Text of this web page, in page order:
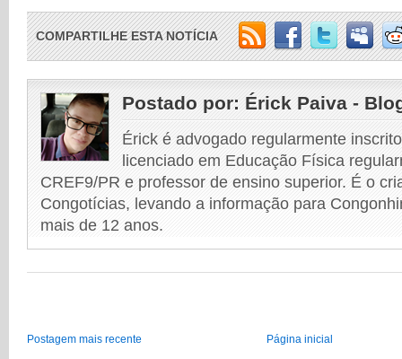
COMPARTILHE ESTA NOTÍCIA
Postado por: Érick Paiva -
Érick é advogado regularmente
licenciado em Educação Física
CREF9/PR e professor de ensino superior. É o
Congotícias, levando a informação para
mais de 12 anos.
Postagem mais recente Página inicial